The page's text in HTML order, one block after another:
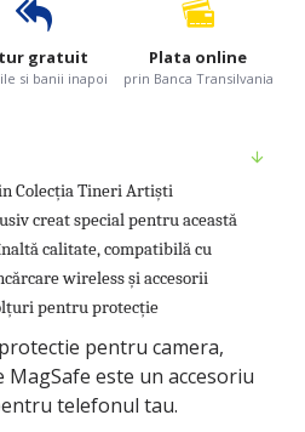
gratuit
si banii inapoi
Plata online
prin Banca Transilvania
Colecția Tineri Artiști
creat special pentru această
calitate, compatibilă cu
wireless și accesorii
pentru protecție
pentru camera,
este un accesoriu
telefonul tau.